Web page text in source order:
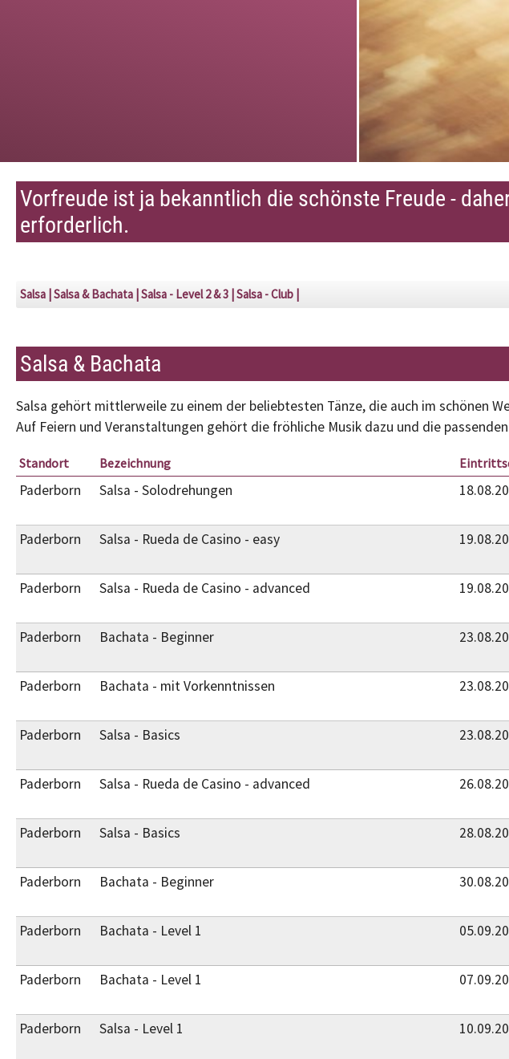
Vorfreude ist ja bekanntlich die schönste Freude -
erforderlich.
Salsa Salsa & Bachata Salsa - Level 2 & 3 Salsa - Club
Salsa & Bachata
Salsa gehört mittlerweile zu einem der beliebtesten Tänze, die auch im schönen
Auf Feiern und Veranstaltungen gehört die fröhliche Musik dazu und die
Standort Bezeichnung
Paderborn Salsa - Solodrehungen
Paderborn Salsa - Rueda de Casino - easy
Paderborn Salsa - Rueda de Casino - advanced
Paderborn Bachata - Beginner
Paderborn Bachata - mit Vorkenntnissen
Paderborn Salsa - Basics
Paderborn Salsa - Rueda de Casino - advanced
Paderborn Salsa - Basics
Paderborn Bachata - Beginner
Paderborn Bachata - Level 1
Paderborn Bachata - Level 1
Paderborn Salsa - Level 1